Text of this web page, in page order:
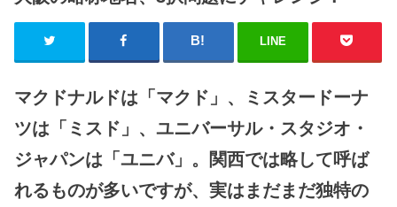
LINE
マクドナルドは「マクド」、ミスタードーナ
ツは「ミスド」、ユニバーサル・スタジオ・
ジャパンは「ユニバ」。関西では略して呼ば
れるものが多いですが、実はまだまだ独特の